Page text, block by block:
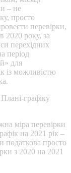
– не
просто
перевірки,
2020 року, за
перехідних
період
для
із можливістю
графіку
міра перевірки
на 2021 рік –
податкова просто
з 2020 на 2021